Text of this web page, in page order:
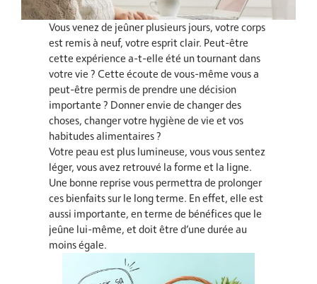
Vous venez de jeûner plusieurs jours, votre corps
est remis à neuf, votre esprit clair. Peut-être
cette expérience a-t-elle été un tournant dans
votre vie ? Cette écoute de vous-même vous a
peut-être permis de prendre une décision
importante ? Donner envie de changer des
choses, changer votre hygiène de vie et vos
habitudes alimentaires ?
Votre peau est plus lumineuse, vous vous sentez
léger, vous avez retrouvé la forme et la ligne.
Une bonne reprise vous permettra de prolonger
ces bienfaits sur le long terme. En effet, elle est
aussi importante, en terme de bénéfices que le
jeûne lui-même, et doit être d’une durée au
moins égale.